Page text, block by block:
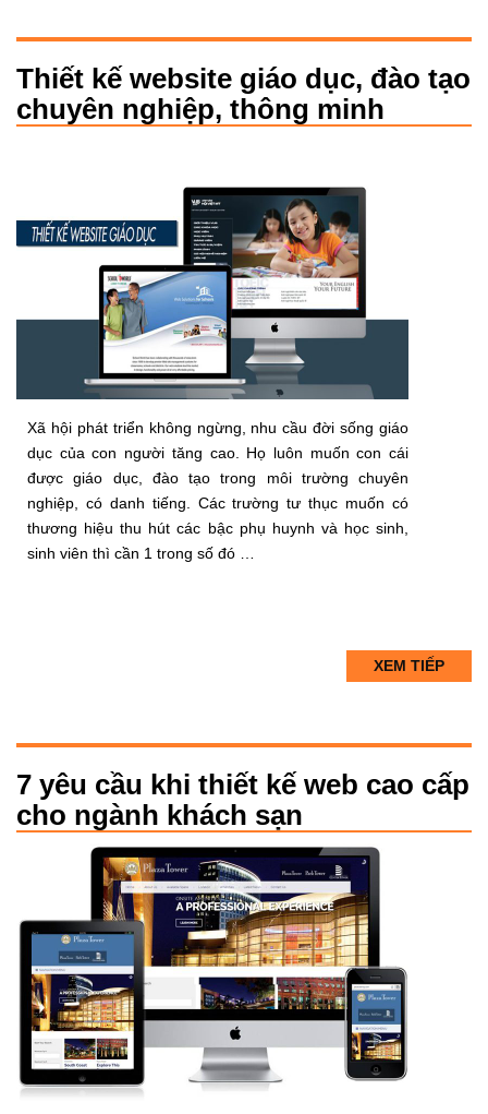
Thiết kế website giáo dục, đào tạo
chuyên nghiệp, thông minh
Xã hội phát triển không ngừng, nhu cầu đời sống giáo
dục của con người tăng cao. Họ luôn muốn con cái
được giáo dục, đào tạo trong môi trường chuyên
nghiệp, có danh tiếng. Các trường tư thục muốn có
thương hiệu thu hút các bậc phụ huynh và học sinh,
sinh viên thì cần 1 trong số đó …
XEM TIẾP
7 yêu cầu khi thiết kế web cao cấp
cho ngành khách sạn